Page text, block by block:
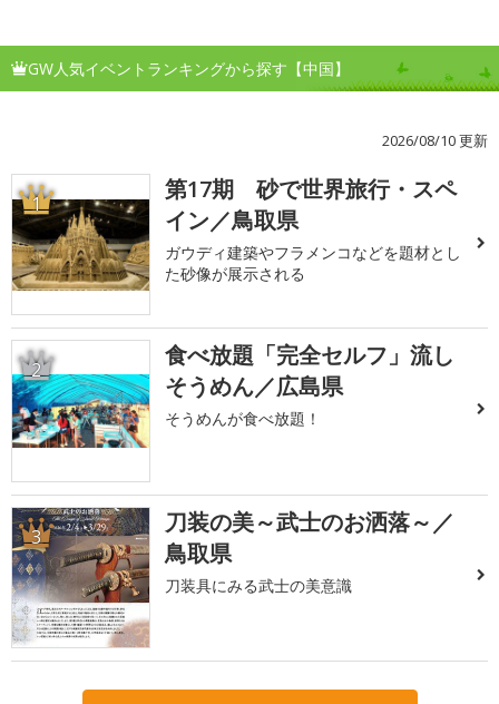
GW人気イベントランキングから探す【中国】
2026/08/10 更新
1
第17期 砂で世界旅行・スペ
イン／鳥取県
ガウディ建築やフラメンコなどを題材とし
た砂像が展示される
2
食べ放題「完全セルフ」流し
そうめん／広島県
そうめんが食べ放題！
3
刀装の美～武士のお洒落～／
鳥取県
刀装具にみる武士の美意識